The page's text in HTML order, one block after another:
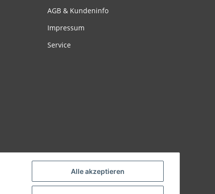
Alle akzeptieren
AGB & Kundeninfo
Impressum
Service